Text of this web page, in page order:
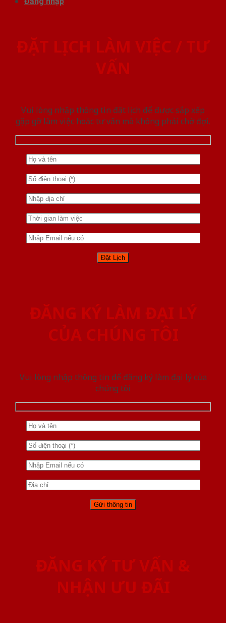
ĐẶT LỊCH LÀM VIỆC / TƯ
VẤN
Vui lòng nhập thông tin đặt lịch để được sắp xếp
gặp gỡ làm việc hoăc tư vấn mà không phải chờ đợi.
ĐĂNG KÝ LÀM ĐẠI LÝ
CỦA CHÚNG TÔI
Vui lòng nhập thông tin để đăng ký làm đại lý của
chúng tôi
ĐĂNG KÝ TƯ VẤN &
NHẬN ƯU ĐÃI